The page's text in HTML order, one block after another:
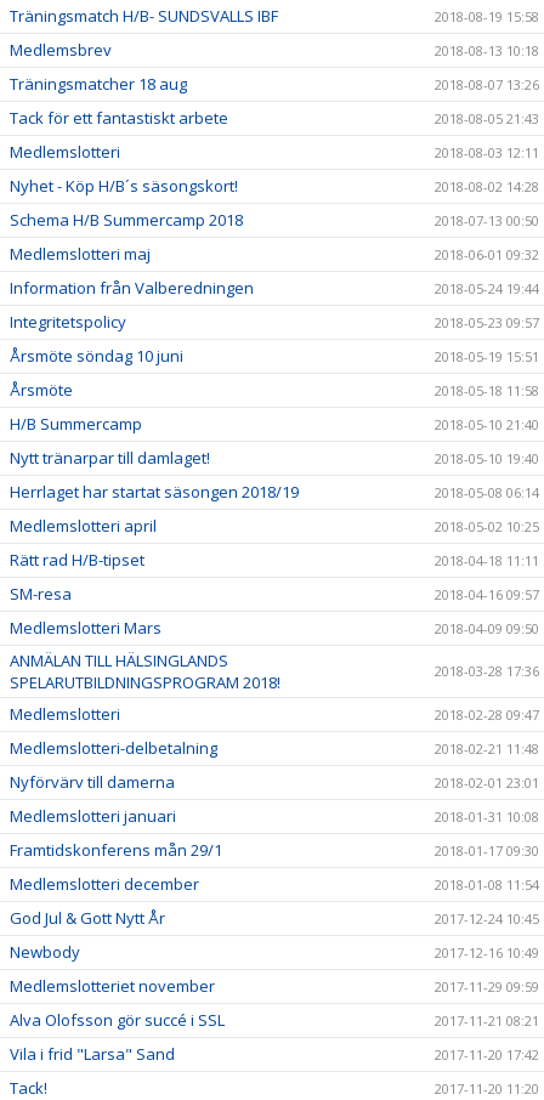
Träningsmatch H/B- SUNDSVALLS IBF 2018-08-19 15:58
Medlemsbrev 2018-08-13 10:18
Träningsmatcher 18 aug 2018-08-07 13:26
Tack för ett fantastiskt arbete 2018-08-05 21:43
Medlemslotteri 2018-08-03 12:11
Nyhet - Köp H/B´s säsongskort! 2018-08-02 14:28
Schema H/B Summercamp 2018 2018-07-13 00:50
Medlemslotteri maj 2018-06-01 09:32
Information från Valberedningen 2018-05-24 19:44
Integritetspolicy 2018-05-23 09:57
Årsmöte söndag 10 juni 2018-05-19 15:51
Årsmöte 2018-05-18 11:58
H/B Summercamp 2018-05-10 21:40
Nytt tränarpar till damlaget! 2018-05-10 19:40
Herrlaget har startat säsongen 2018/19 2018-05-08 06:14
Medlemslotteri april 2018-05-02 10:25
Rätt rad H/B-tipset 2018-04-18 11:11
SM-resa 2018-04-16 09:57
Medlemslotteri Mars 2018-04-09 09:50
ANMÄLAN TILL HÄLSINGLANDS
SPELARUTBILDNINGSPROGRAM 2018!
2018-03-28 17:36
Medlemslotteri 2018-02-28 09:47
Medlemslotteri-delbetalning 2018-02-21 11:48
Nyförvärv till damerna 2018-02-01 23:01
Medlemslotteri januari 2018-01-31 10:08
Framtidskonferens mån 29/1 2018-01-17 09:30
Medlemslotteri december 2018-01-08 11:54
God Jul & Gott Nytt År 2017-12-24 10:45
Newbody 2017-12-16 10:49
Medlemslotteriet november 2017-11-29 09:59
Alva Olofsson gör succé i SSL 2017-11-21 08:21
Vila i frid "Larsa" Sand 2017-11-20 17:42
Tack! 2017-11-20 11:20